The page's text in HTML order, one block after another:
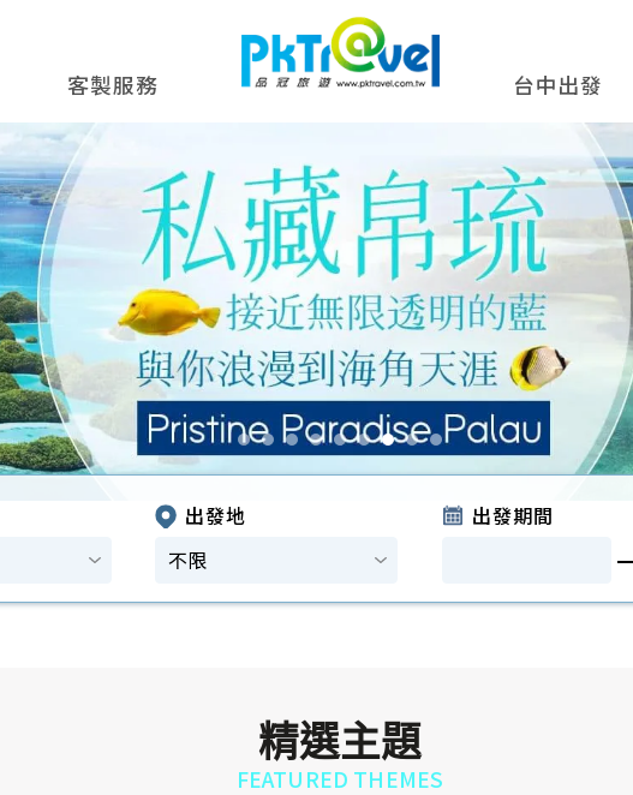
客製服務 台中出發
出發地 出發期間
精選主題
FEATURED THEMES